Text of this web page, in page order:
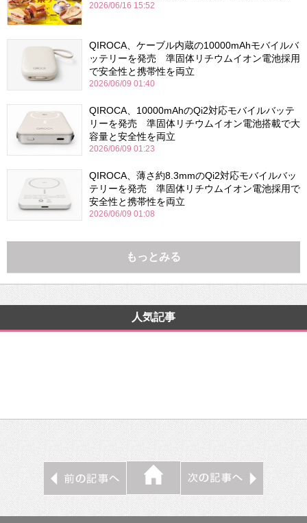
2026/06/16 15:52
QIROCA、ケーブル内蔵の10000mAhモバイルバ
ッテリーを発売 準固体リチウムイオン電池採用
で安全性と携帯性を両立
2026/06/09 01:40
QIROCA、10000mAhのQi2対応モバイルバッテ
リーを発売 準固体リチウムイオン電池搭載で大
容量と安全性を両立
2026/06/09 01:23
QIROCA、薄さ約8.3mmのQi2対応モバイルバッ
テリーを発売 準固体リチウムイオン電池採用で
安全性と携帯性を両立
2026/06/09 01:08
もっとみる
人気記事